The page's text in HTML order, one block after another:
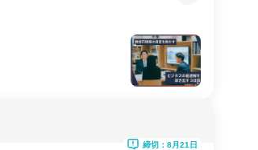
締切：8月21日